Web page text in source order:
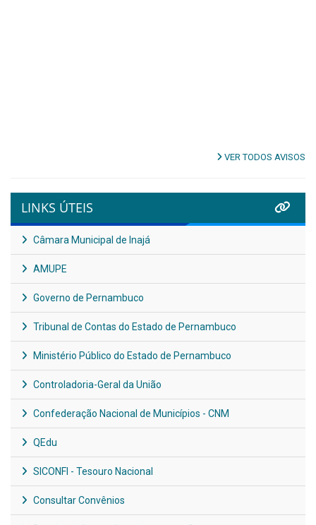
VER TODOS AVISOS
LINKS ÚTEIS
Câmara Municipal de Inajá
AMUPE
Governo de Pernambuco
Tribunal de Contas do Estado de Pernambuco
Ministério Público do Estado de Pernambuco
Controladoria-Geral da União
Confederação Nacional de Municípios - CNM
QEdu
SICONFI - Tesouro Nacional
Consultar Convênios